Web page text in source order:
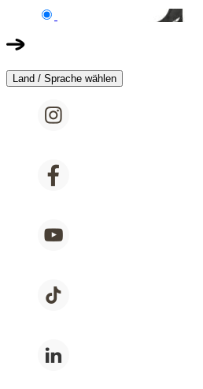
Land / Sprache wählen